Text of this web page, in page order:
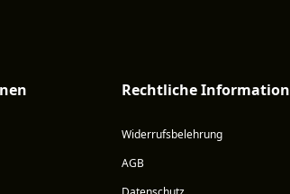
Rechtliche Information
Widerrufsbelehrung
AGB